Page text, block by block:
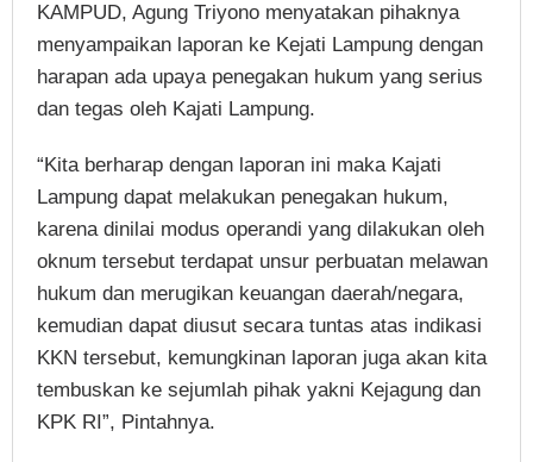
KAMPUD, Agung Triyono menyatakan pihaknya
menyampaikan laporan ke Kejati Lampung dengan
harapan ada upaya penegakan hukum yang serius
dan tegas oleh Kajati Lampung.
“Kita berharap dengan laporan ini maka Kajati
Lampung dapat melakukan penegakan hukum,
karena dinilai modus operandi yang dilakukan oleh
oknum tersebut terdapat unsur perbuatan melawan
hukum dan merugikan keuangan daerah/negara,
kemudian dapat diusut secara tuntas atas indikasi
KKN tersebut, kemungkinan laporan juga akan kita
tembuskan ke sejumlah pihak yakni Kejagung dan
KPK RI”, Pintahnya.